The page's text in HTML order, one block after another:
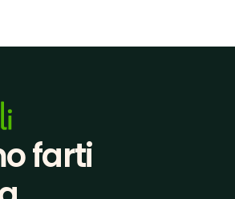
farti